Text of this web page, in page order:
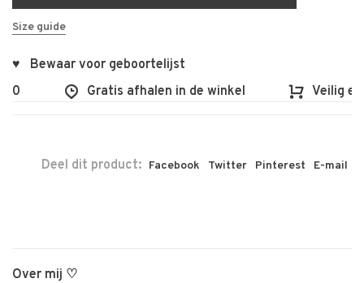
Size guide
♥ Bewaar voor geboortelijst
Gratis afhalen in de winkel Veilig en
Deel dit product: Facebook Twitter Pinterest E-mail
Over mij ♡